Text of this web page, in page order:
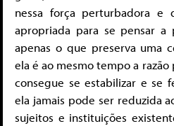
nessa força perturbadora e
apropriada para se pensar a
apenas o que preserva uma
ela é ao mesmo tempo a
consegue se estabilizar e se
ela jamais pode ser reduzida
sujeitos e instituições